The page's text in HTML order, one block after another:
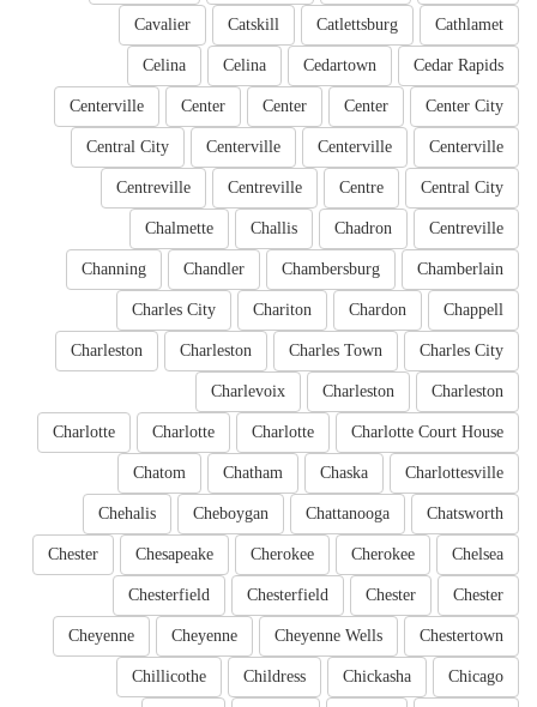
Cathlamet
Catlettsburg
Catskill
Cavalier
Cedar Rapids
Cedartown
Celina
Celina
Center City
Center
Center
Center
Centerville
Centerville
Centerville
Centerville
Central City
Central City
Centre
Centreville
Centreville
Centreville
Chadron
Challis
Chalmette
Chamberlain
Chambersburg
Chandler
Channing
Chappell
Chardon
Chariton
Charles City
Charles City
Charles Town
Charleston
Charleston
Charleston
Charleston
Charlevoix
Charlotte Court House
Charlotte
Charlotte
Charlotte
Charlottesville
Chaska
Chatham
Chatom
Chatsworth
Chattanooga
Cheboygan
Chehalis
Chelsea
Cherokee
Cherokee
Chesapeake
Chester
Chester
Chester
Chesterfield
Chesterfield
Chestertown
Cheyenne Wells
Cheyenne
Cheyenne
Chicago
Chickasha
Childress
Chillicothe